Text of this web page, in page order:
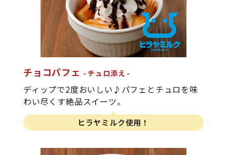
チョコパフェ チュロ添え
ディップで2度おいしい♪パフェとチュロを味
わい尽くす絶品スイーツ。
ヒラヤミルク使用！